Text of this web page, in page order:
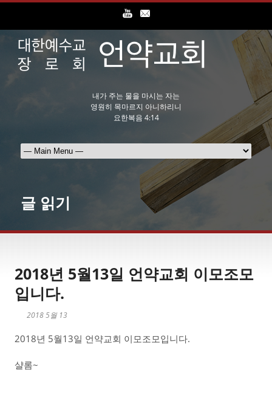
내가 주는 물을 마시는 자는
영원히 목마르지 아니하리니
요한복음 4:14
글 읽기
2018년 5월13일 언약교회 이모조모
입니다.
2018 5월 13
2018년 5월13일 언약교회 이모조모입니다.
샬롬~